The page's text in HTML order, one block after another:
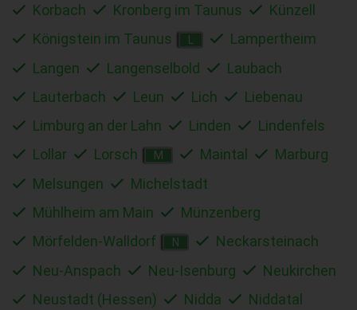
Korbach
Kronberg im Taunus
Künzell
Königstein im Taunus
Lampertheim
Langen
Langenselbold
Laubach
Lauterbach
Leun Lich
Liebenau
Limburg an der Lahn
Linden
Lindenfels
Lollar
Lorsch M Maintal
Marburg
Melsungen
Michelstadt
Mühlheim am Main
Münzenberg
Mörfelden-Walldorf
N
Neckarsteinach
Neu-Anspach
Neu-Isenburg
Neukirchen
Neustadt (Hessen)
Nidda
Niddatal